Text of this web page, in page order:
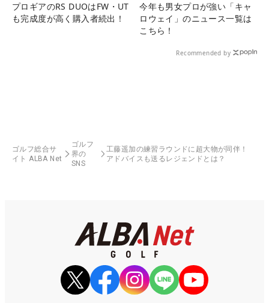
プロギアのRS DUOはFW・UT
も完成度が高く購入者続出！
今年も男女プロが強い「キャ
ロウェイ」のニュース一覧は
こちら！
Recommended by
ゴルフ総合サ
イト ALBA Net
ゴルフ
界の
SNS
工藤遥加の練習ラウンドに超大物が同伴！
アドバイスも送るレジェンドとは？